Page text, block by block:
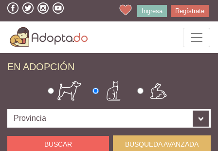
Ingresa Regístrate
EN ADOPCIÓN
BUSCAR BUSQUEDA AVANZADA